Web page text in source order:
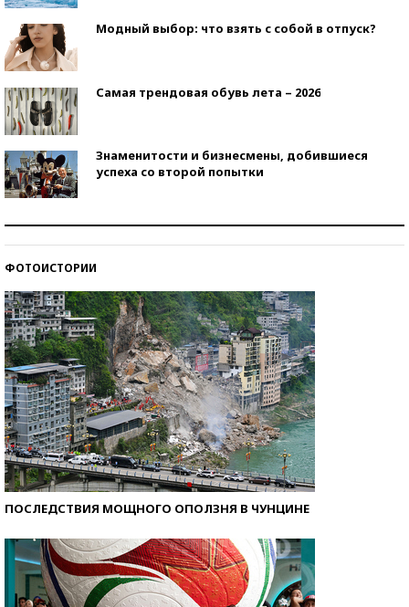
Модный выбор: что взять с собой в отпуск?
Самая трендовая обувь лета – 2026
Знаменитости и бизнесмены, добившиеся
успеха со второй попытки
ФОТОИСТОРИИ
ПОСЛЕДСТВИЯ МОЩНОГО ОПОЛЗНЯ В ЧУНЦИНЕ